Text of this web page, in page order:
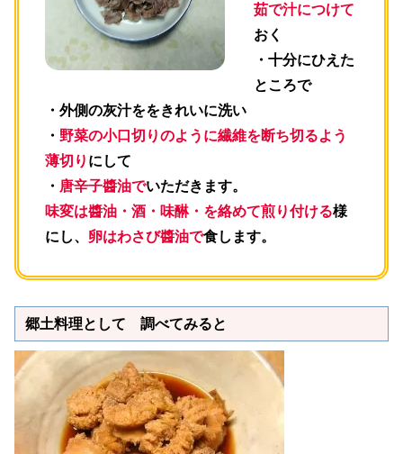
茹で汁につけて
おく
・十分にひえた
ところで
・外側の灰汁ををきれいに洗い
・ 野菜の小口切りのように繊維を断ち切るよう
薄切り にして
・ 唐辛子醬油でいただきます。
味変は醬油・酒・味醂・を絡めて煎り付ける様
にし、 卵はわさび醬油で食します。
郷土料理として 調べてみると